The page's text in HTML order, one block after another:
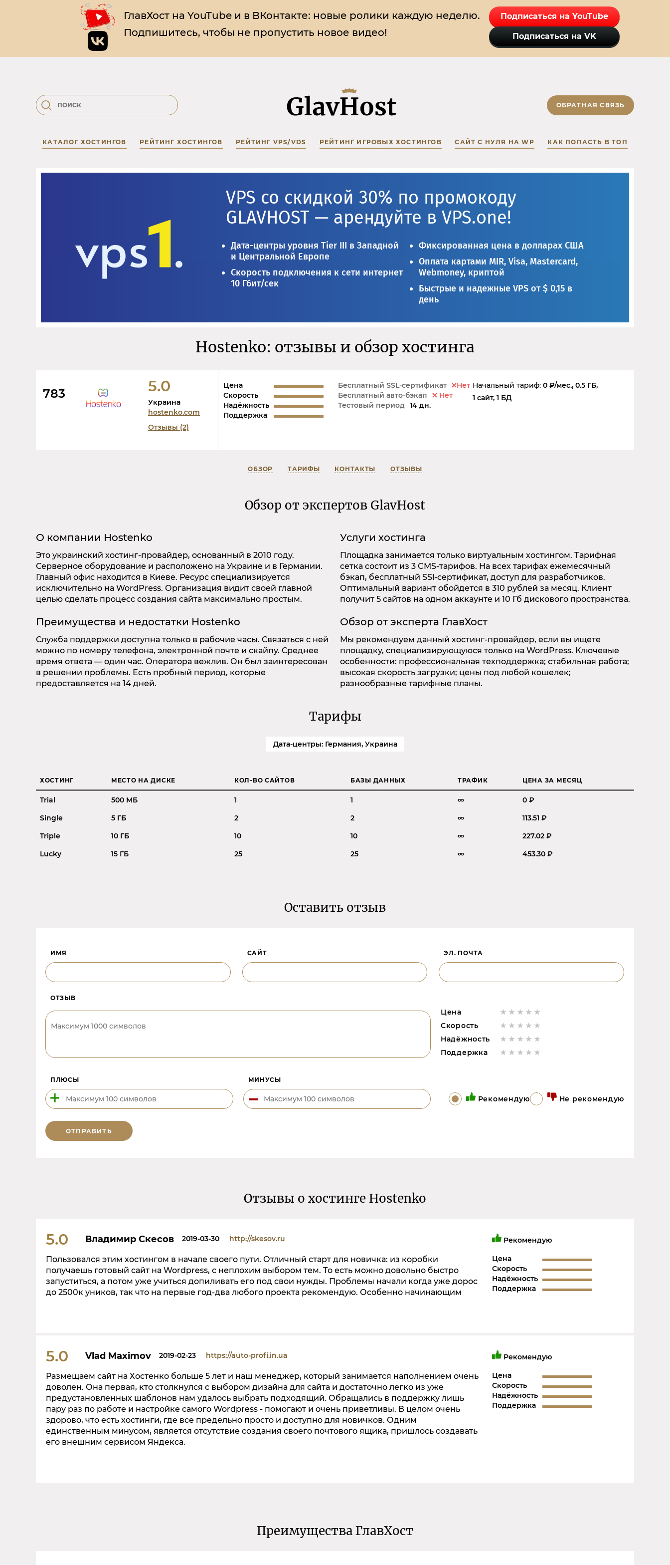
ГлавХост на YouTube и в ВКонтакте: новые ролики каждую неделю.
Подпишитесь, чтобы не пропустить новое видео!
Подписаться на YouTube
Подписаться на VK
ОБРАТНАЯ СВЯЗЬ
КАТАЛОГ ХОСТИНГОВ РЕЙТИНГ ХОСТИНГОВ РЕЙТИНГ VPS/VDS РЕЙТИНГ ИГРОВЫХ ХОСТИНГОВ САЙТ С НУЛЯ НА WP КАК ПОПАСТЬ В ТОП
VPS со скидкой 30% по промокоду
GLAVHOST — арендуйте в VPS.one!
Дата-центры уровня Tier III в Западной
и Центральной Европе
Скорость подключения к сети интернет
10 Гбит/сек
Фиксированная цена в долларах США
Оплата картами MIR, Visa, Mastercard,
Webmoney, криптой
Быстрые и надежные VPS от $ 0,15 в
день
Hostenko: отзывы и обзор хостинга
783 5.0
Украина
hostenko.com
Отзывы (2)
Цена
Скорость
Надёжность
Поддержка
Бесплатный SSL-сертификат
Нет
Бесплатный авто-бэкап
Нет
Тестовый период 14 дн.
Начальный тариф: 0 ₽/мес., 0.5 ГБ,
1 сайт, 1 БД
ОБЗОР ТАРИФЫ КОНТАКТЫ ОТЗЫВЫ
Обзор от экспертов GlavHost
О компании Hostenko
Это украинский хостинг-провайдер, основанный в 2010 году.
Серверное оборудование и расположено на Украине и в Германии.
Главный офис находится в Киеве. Ресурс специализируется
исключительно на WordPress. Организация видит своей главной
целью сделать процесс создания сайта максимально простым.
Услуги хостинга
Площадка занимается только виртуальным хостингом. Тарифная
сетка состоит из 3 CMS-тарифов. На всех тарифах ежемесячный
бэкап, бесплатный SSl-сертификат, доступ для разработчиков.
Оптимальный вариант обойдется в 310 рублей за месяц. Клиент
получит 5 сайтов на одном аккаунте и 10 Гб дискового пространства.
Преимущества и недостатки Hostenko
Служба поддержки доступна только в рабочие часы. Связаться с ней
можно по номеру телефона, электронной почте и скайпу. Среднее
время ответа — один час. Оператора вежлив. Он был заинтересован
в решении проблемы. Есть пробный период, которые
предоставляется на 14 дней.
Обзор от эксперта ГлавХост
Мы рекомендуем данный хостинг-провайдер, если вы ищете
площадку, специализирующуюся только на WordPress. Ключевые
особенности: профессиональная техподдержка; стабильная работа;
высокая скорость загрузки; цены под любой кошелек;
разнообразные тарифные планы.
Тарифы
Дата-центры: Германия, Украина
ХОСТИНГ МЕСТО НА ДИСКЕ КОЛ-ВО САЙТОВ БАЗЫ ДАННЫХ ТРАФИК ЦЕНА ЗА МЕСЯЦ
Trial 500 MБ 1 1 ∞
0 ₽
Single
5 ГБ 2 2 ∞
113.51 ₽
Triple
10 ГБ 10 10 ∞
227.02 ₽
Lucky
15 ГБ 25 25 ∞ 453.30 ₽
Оставить отзыв
ИМЯ САЙТ ЭЛ. ПОЧТА
ОТЗЫВ
Цена
Скорость
Надёжность
Поддержка
ПЛЮСЫ МИНУСЫ
Рекомендую Не рекомендую
ОТПРАВИТЬ
Отзывы о хостинге Hostenko
5.0 Владимир Скесов 2019-03-30 http://skesov.ru
Пользовался этим хостингом в начале своего пути. Отличный старт для новичка: из коробки
получаешь готовый сайт на Wordpress, с неплохим выбором тем. То есть можно довольно быстро
запуститься, а потом уже учиться допиливать его под свои нужды. Проблемы начали когда уже дорос
до 2500к уников, так что на первые год-два любого проекта рекомендую. Особенно начинающим
Рекомендую
Цена
Скорость
Надёжность
Поддержка
5.0 Vlad Maximov 2019-02-23 https://auto-profi.in.ua
Размещаем сайт на Хостенко больше 5 лет и наш менеджер, который занимается наполнением очень
доволен. Она первая, кто столкнулся с выбором дизайна для сайта и достаточно легко из уже
предустановленных шаблонов нам удалось выбрать подходящий. Обращались в поддержку лишь
пару раз по работе и настройке самого Wordpress - помогают и очень приветливы. В целом очень
здорово, что есть хостинги, где все предельно просто и доступно для новичков. Одним
единственным минусом, является отсутствие создания своего почтового ящика, пришлось создавать
его внешним сервисом Яндекса.
Рекомендую
Цена
Скорость
Надёжность
Поддержка
Преимущества ГлавХост